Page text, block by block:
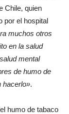
Chile, quien
por el hospital
muchos otros
en la salud
mental
de humo de
hacerlo».
humo de tabaco